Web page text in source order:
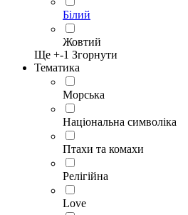
Білий
Жовтий
Ще +-1 Згорнути
Тематика
Морська
Національна символіка
Птахи та комахи
Релігійна
Love